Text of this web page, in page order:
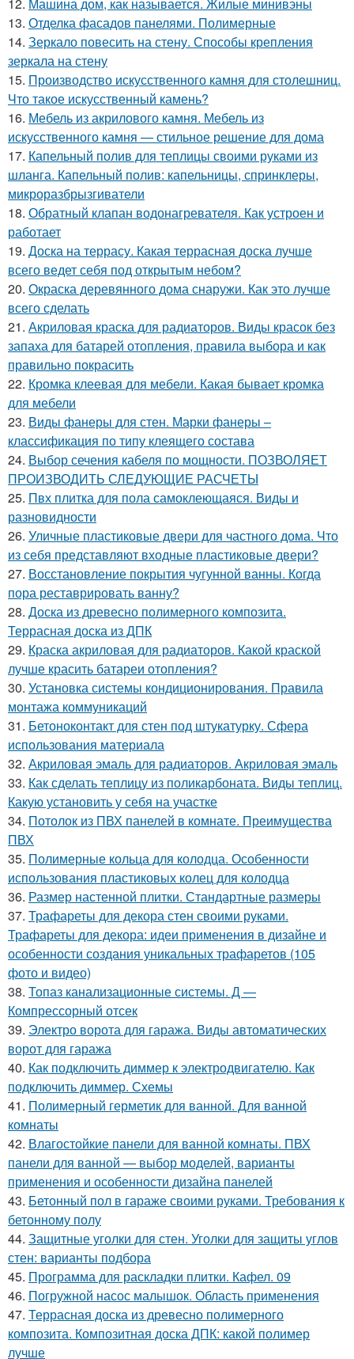
12. Машина дом, как называется. Жилые минивэны
13. Отделка фасадов панелями. Полимерные
14. Зеркало повесить на стену. Способы крепления
зеркала на стену
15. Производство искусственного камня для столешниц.
Что такое искусственный камень?
16. Мебель из акрилового камня. Мебель из
искусственного камня — стильное решение для дома
17. Капельный полив для теплицы своими руками из
шланга. Капельный полив: капельницы, спринклеры,
микроразбрызгиватели
18. Обратный клапан водонагревателя. Как устроен и
работает
19. Доска на террасу. Какая террасная доска лучше
всего ведет себя под открытым небом?
20. Окраска деревянного дома снаружи. Как это лучше
всего сделать
21. Акриловая краска для радиаторов. Виды красок без
запаха для батарей отопления, правила выбора и как
правильно покрасить
22. Кромка клеевая для мебели. Какая бывает кромка
для мебели
23. Виды фанеры для стен. Марки фанеры –
классификация по типу клеящего состава
24. Выбор сечения кабеля по мощности. ПОЗВОЛЯЕТ
ПРОИЗВОДИТЬ СЛЕДУЮЩИЕ РАСЧЕТЫ
25. Пвх плитка для пола самоклеющаяся. Виды и
разновидности
26. Уличные пластиковые двери для частного дома. Что
из себя представляют входные пластиковые двери?
27. Восстановление покрытия чугунной ванны. Когда
пора реставрировать ванну?
28. Доска из древесно полимерного композита.
Террасная доска из ДПК
29. Краска акриловая для радиаторов. Какой краской
лучше красить батареи отопления?
30. Установка системы кондиционирования. Правила
монтажа коммуникаций
31. Бетоноконтакт для стен под штукатурку. Сфера
использования материала
32. Акриловая эмаль для радиаторов. Акриловая эмаль
33. Как сделать теплицу из поликарбоната. Виды теплиц.
Какую установить у себя на участке
34. Потолок из ПВХ панелей в комнате. Преимущества
ПВХ
35. Полимерные кольца для колодца. Особенности
использования пластиковых колец для колодца
36. Размер настенной плитки. Стандартные размеры
37. Трафареты для декора стен своими руками.
Трафареты для декора: идеи применения в дизайне и
особенности создания уникальных трафаретов (105
фото и видео)
38. Топаз канализационные системы. Д —
Компрессорный отсек
39. Электро ворота для гаража. Виды автоматических
ворот для гаража
40. Как подключить диммер к электродвигателю. Как
подключить диммер. Схемы
41. Полимерный герметик для ванной. Для ванной
комнаты
42. Влагостойкие панели для ванной комнаты. ПВХ
панели для ванной — выбор моделей, варианты
применения и особенности дизайна панелей
43. Бетонный пол в гараже своими руками. Требования к
бетонному полу
44. Защитные уголки для стен. Уголки для защиты углов
стен: варианты подбора
45. Программа для раскладки плитки. Кафел. 09
46. Погружной насос малышок. Область применения
47. Террасная доска из древесно полимерного
композита. Композитная доска ДПК: какой полимер
лучше